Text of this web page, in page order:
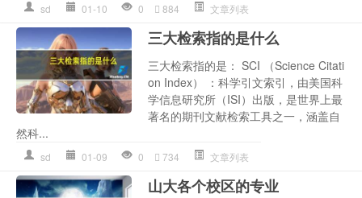
sd 01-10 0 884 文章列表
三大检索指的是什么
三大检索指的是： SCI （Science Citati
on Index） ：科学引文索引，由美国科
学信息研究所（ISI）出版，是世界上最
著名的期刊文献检索工具之一，涵盖自
然科...
sd 01-09 0 734 文章列表
山大各个校区的专业